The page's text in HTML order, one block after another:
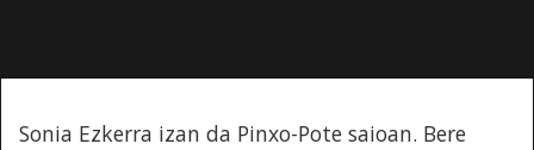
Sonia Ezkerra izan da Pinxo-Pote saioan. Bere